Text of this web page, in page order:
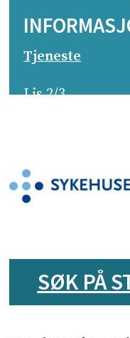
Tjeneste
Lis 2/3
Arbeidsgiver
Sykehuset
Sted
SØK PÅ